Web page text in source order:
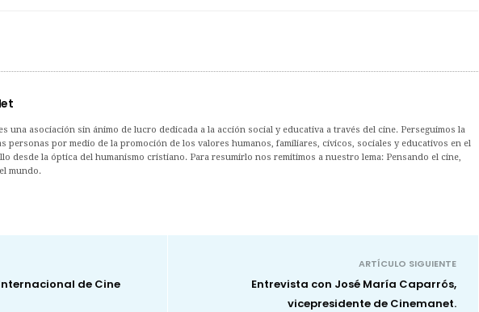
una asociación sin ánimo de lucro dedicada a la acción social y educativa a través del cine. Perseguimos la
personas por medio de la promoción de los valores humanos, familiares, cívicos, sociales y educativos en el
desde la óptica del humanismo cristiano. Para resumirlo nos remitimos a nuestro lema: Pensando el cine,
mundo.
de Cine
ARTÍCULO SIGUIENTE
Entrevista con José María Caparrós,
vicepresidente de Cinemanet.